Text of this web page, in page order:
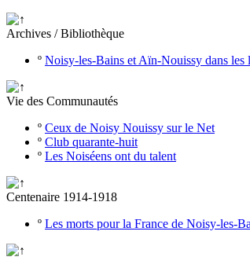
Archives / Bibliothèque
º Noisy-les-Bains et Aïn-Nouissy dans les
Vie des Communautés
º Ceux de Noisy Nouissy sur le Net
º Club quarante-huit
º Les Noiséens ont du talent
Centenaire 1914-1918
º Les morts pour la France de Noisy-les-